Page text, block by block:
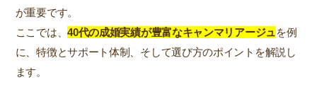
が重要です。
ここでは、40代の成婚実績が豊富なキャンマリアージュを例
に、特徴とサポート体制、そして選び方のポイントを解説し
ます。